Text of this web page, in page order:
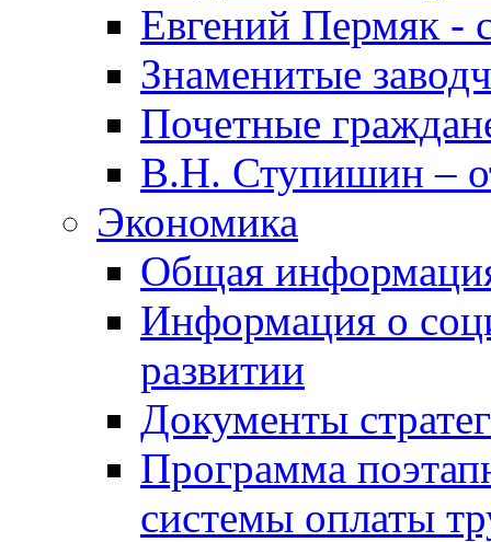
Евгений Пермяк -
Знаменитые
Почетные
В.Н. Ступишин –
Экономика
Общая
Информация о
развитии
Документы
Программа
системы оплаты